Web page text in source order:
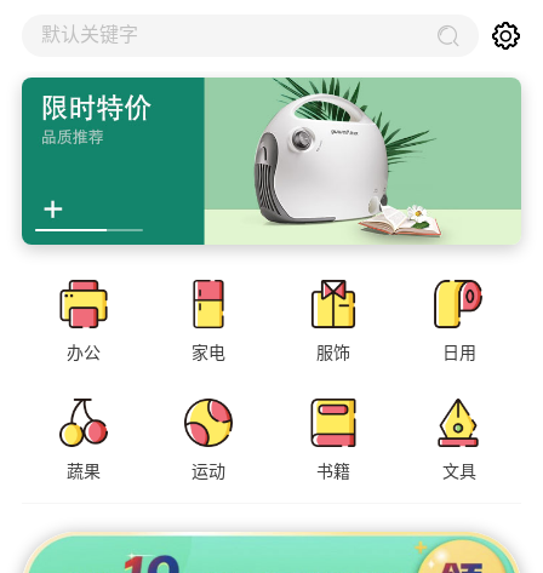
默认关键字
办公 家电 服饰 日用
蔬果 运动 书籍 文具